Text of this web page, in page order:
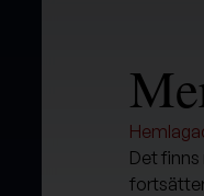
Det